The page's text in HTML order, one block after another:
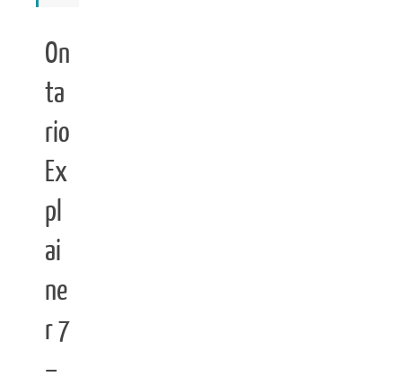
On
ta
rio
Ex
pl
ai
ne
r 7
–